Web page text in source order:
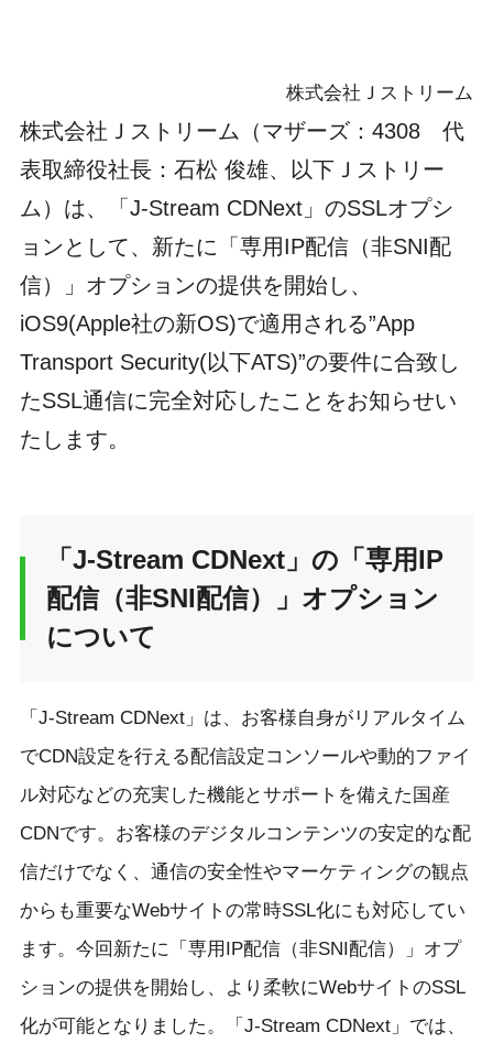
株式会社Ｊストリーム
株式会社Ｊストリーム（マザーズ：4308 代
表取締役社長：石松 俊雄、以下Ｊストリー
ム）は、「J-Stream CDNext」のSSLオプシ
ョンとして、新たに「専用IP配信（非SNI配
信）」オプションの提供を開始し、
iOS9(Apple社の新OS)で適用される”App
Transport Security(以下ATS)”の要件に合致し
たSSL通信に完全対応したことをお知らせい
たします。
「J-Stream CDNext」の「専用IP
配信（非SNI配信）」オプション
について
「J-Stream CDNext」は、お客様自身がリアルタイム
でCDN設定を行える配信設定コンソールや動的ファイ
ル対応などの充実した機能とサポートを備えた国産
CDNです。お客様のデジタルコンテンツの安定的な配
信だけでなく、通信の安全性やマーケティングの観点
からも重要なWebサイトの常時SSL化にも対応してい
ます。今回新たに「専用IP配信（非SNI配信）」オプ
ションの提供を開始し、より柔軟にWebサイトのSSL
化が可能となりました。「J-Stream CDNext」では、